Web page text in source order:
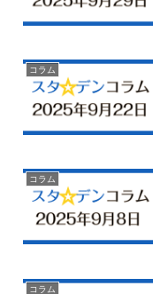
コラム
コラム
コラム